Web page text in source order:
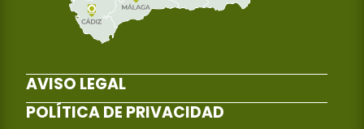
AVISO LEGAL
POLÍTICA DE PRIVACIDAD